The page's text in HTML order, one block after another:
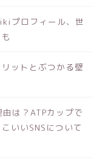
プロフィール、世
ットとぶつかる壁
は？ATPカップで
いいSNSについて